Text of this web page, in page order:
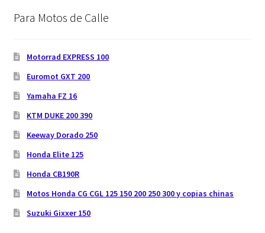
Para Motos de Calle
Motorrad EXPRESS 100
Euromot GXT 200
Yamaha FZ 16
KTM DUKE 200 390
Keeway Dorado 250
Honda Elite 125
Honda CB190R
Motos Honda CG CGL 125 150 200 250 300 y copias chinas
Suzuki Gixxer 150